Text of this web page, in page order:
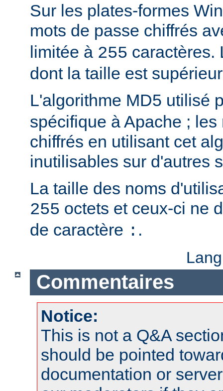
Sur les plates-formes
mots de passe chiffrés
limitée à 255 caractères.
dont la taille est
L'algorithme MD5 utilisé
spécifique à Apache ;
chiffrés en utilisant cet
inutilisables sur d'autres
La taille des noms
255 octets et ceux-ci ne
de caractère : .
Commentaires
Notice:
This is not a Q&A
should be pointed
documentation or